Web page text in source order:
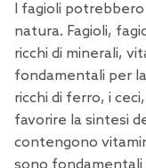
I fagioli
natura. Fagioli,
ricchi di minerali,
fondamentali per
ricchi di ferro, i
favorire la sintesi
contengono